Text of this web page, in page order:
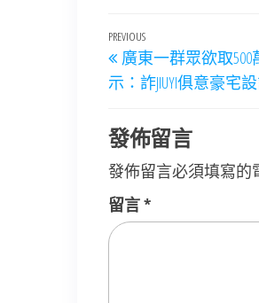
文
章
導
覽
Previous
Post
PREVIOUS
廣東一群眾欲取
示：詐JIUYI俱意豪宅
發佈留言
發佈留言必須填寫的
留言*